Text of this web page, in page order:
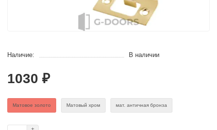
Наличие: В наличии
1030 ₽
Матовое золото Матовый хром мат. античная бронза